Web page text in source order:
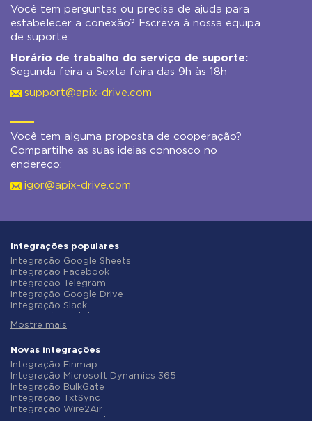
Você tem perguntas ou precisa de ajuda para
estabelecer a conexão? Escreva à nossa equipa
de suporte:
Horário de trabalho do serviço de suporte:
Segunda feira a Sexta feira das 9h às 18h
support@apix-drive.com
Você tem alguma proposta de cooperação?
Compartilhe as suas ideias connosco no
endereço:
igor@apix-drive.com
Integrações populares
Integração Google Sheets
Integração Facebook
Integração Telegram
Integração Google Drive
Integração Slack
Integração Gmail
Integração ClickUp
Integração Airtable
Integração Google Contacts
Integração OpenAI (ChatGPT)
Integração Instagram
Integração ActiveCampaign
Integração Typeform
Mostre mais
Novas integrações
Integração Finmap
Integração Microsoft Dynamics 365
Integração BulkGate
Integração TxtSync
Integração Wire2Air